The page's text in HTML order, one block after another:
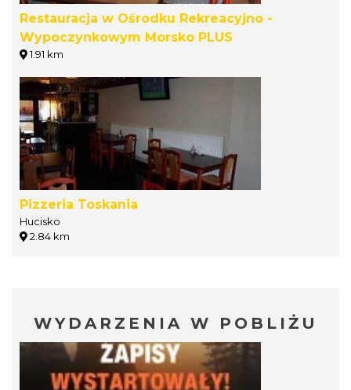
Restauracja w Ośrodku Rekreacyjno -
Wypoczynkowym Morsko PLUS
1.91 km
Pizzeria Toskania
Hucisko
2.84 km
WYDARZENIA W POBLIŻU